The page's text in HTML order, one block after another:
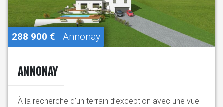
288 900 € - Annonay
ANNONAY
À la recherche d’un terrain d’exception avec une vue